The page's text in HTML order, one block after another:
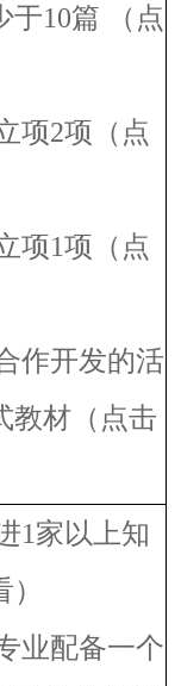
于10篇
（点
项2项 （点
项1项 （点
作开发的活
教材 （点击
1家以上知
业配备一个